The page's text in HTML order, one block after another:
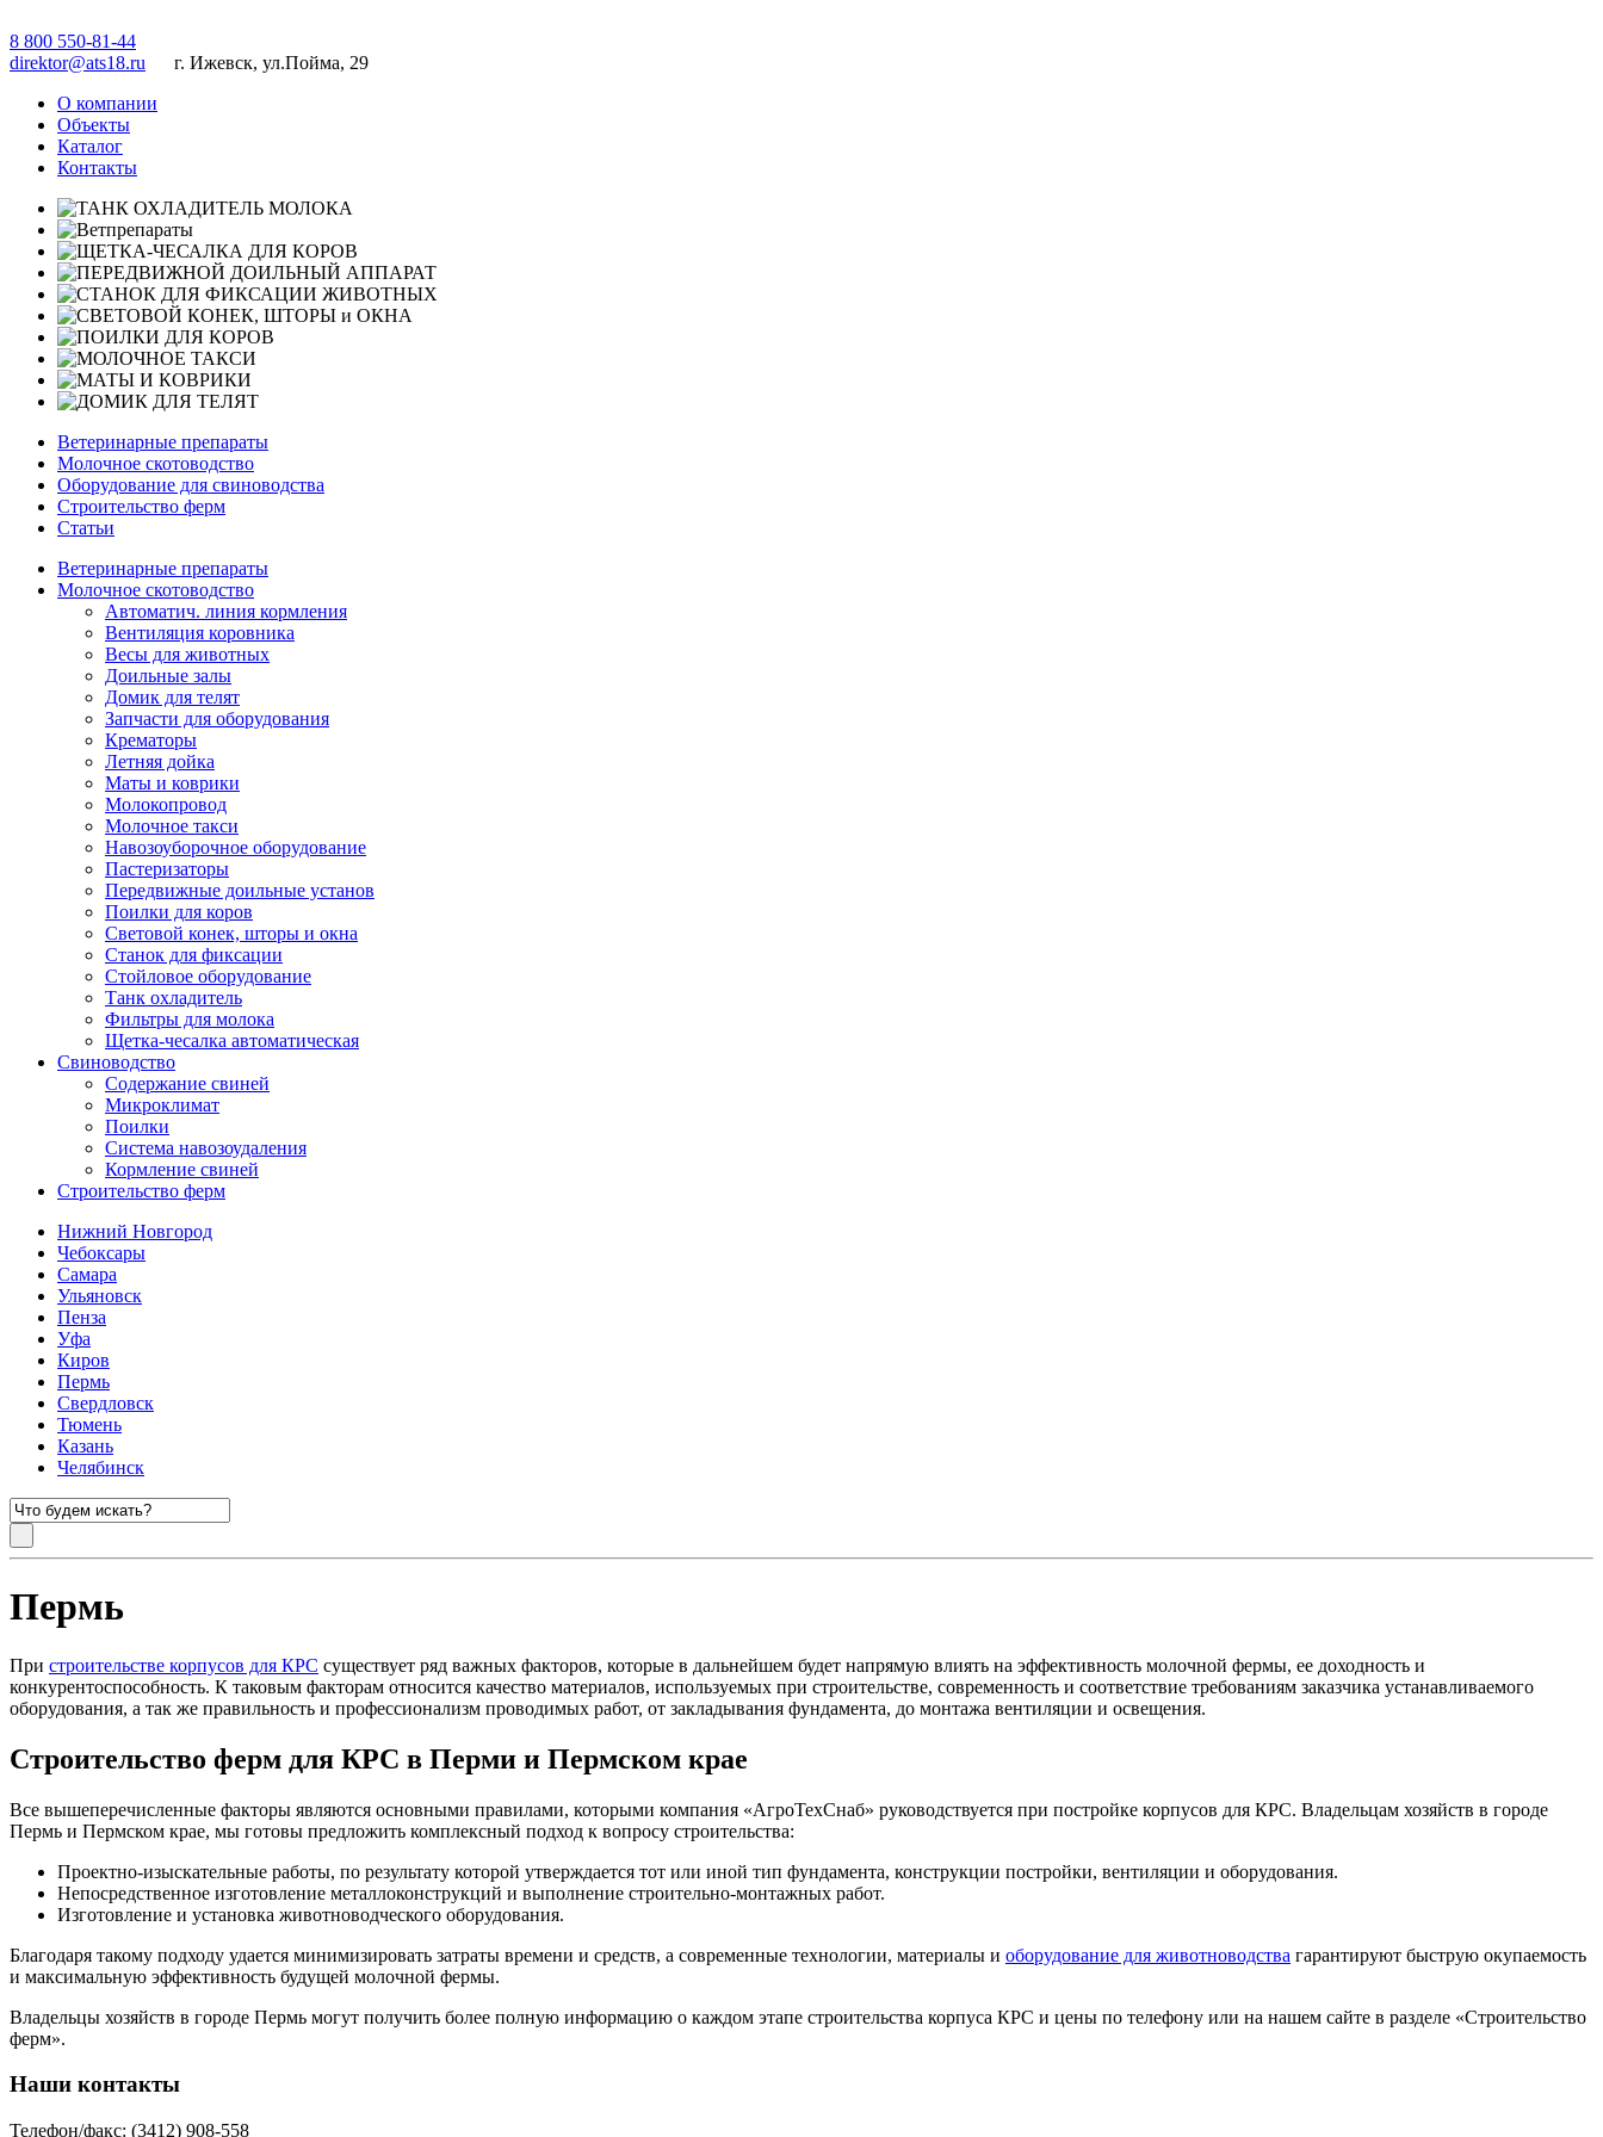
8 800 550-81-44
direktor@ats18.ru г. Ижевск, ул.Пойма, 29
О компании
Объекты
Каталог
Контакты
Ветеринарные препараты
Молочное скотоводство
Оборудование для свиноводства
Строительство ферм
Статьи
Ветеринарные препараты
Молочное скотоводство
Автоматич. линия кормления
Вентиляция коровника
Весы для животных
Доильные залы
Домик для телят
Запчасти для оборудования
Крематоры
Летняя дойка
Маты и коврики
Молокопровод
Молочное такси
Навозоуборочное оборудование
Пастеризаторы
Передвижные доильные установ
Поилки для коров
Световой конек, шторы и окна
Станок для фиксации
Стойловое оборудование
Танк охладитель
Фильтры для молока
Щетка-чесалка автоматическая
Свиноводство
Содержание свиней
Микроклимат
Поилки
Система навозоудаления
Кормление свиней
Строительство ферм
Нижний Новгород
Чебоксары
Самара
Ульяновск
Пенза
Уфа
Киров
Пермь
Свердловск
Тюмень
Казань
Челябинск
Пермь
При строительстве корпусов для КРС существует ряд важных факторов, которые в дальнейшем будет напрямую влиять на эффективность молочной фермы, ее доходность и
конкурентоспособность. К таковым факторам относится качество материалов, используемых при строительстве, современность и соответствие требованиям заказчика устанавливаемого
оборудования, а так же правильность и профессионализм проводимых работ, от закладывания фундамента, до монтажа вентиляции и освещения.
Строительство ферм для КРС в Перми и Пермском крае
Все вышеперечисленные факторы являются основными правилами, которыми компания «АгроТехСнаб» руководствуется при постройке корпусов для КРС. Владельцам хозяйств в городе
Пермь и Пермском крае, мы готовы предложить комплексный подход к вопросу строительства:
Проектно-изыскательные работы, по результату которой утверждается тот или иной тип фундамента, конструкции постройки, вентиляции и оборудования.
Непосредственное изготовление металлоконструкций и выполнение строительно-монтажных работ.
Изготовление и установка животноводческого оборудования.
Благодаря такому подходу удается минимизировать затраты времени и средств, а современные технологии, материалы и оборудование для животноводства гарантируют быструю окупаемость
и максимальную эффективность будущей молочной фермы.
Владельцы хозяйств в городе Пермь могут получить более полную информацию о каждом этапе строительства корпуса КРС и цены по телефону или на нашем сайте в разделе «Строительство
ферм».
Наши контакты
Телефон/факс: (3412) 908-558